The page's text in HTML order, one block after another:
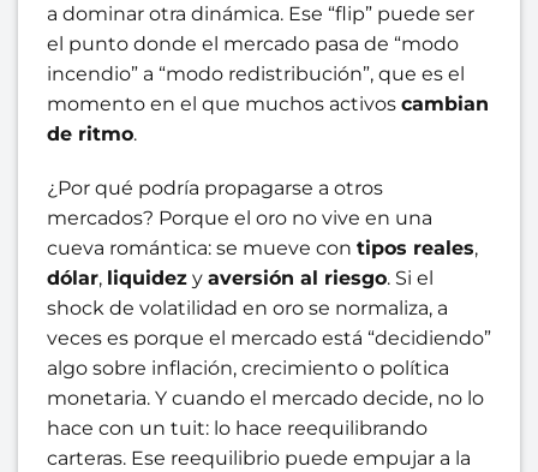
a dominar otra dinámica. Ese “flip” puede ser
el punto donde el mercado pasa de “modo
incendio” a “modo redistribución”, que es el
momento en el que muchos activos cambian
de ritmo.
¿Por qué podría propagarse a otros
mercados? Porque el oro no vive en una
cueva romántica: se mueve con tipos reales,
dólar, liquidez y aversión al riesgo. Si el
shock de volatilidad en oro se normaliza, a
veces es porque el mercado está “decidiendo”
algo sobre inflación, crecimiento o política
monetaria. Y cuando el mercado decide, no lo
hace con un tuit: lo hace reequilibrando
carteras. Ese reequilibrio puede empujar a la